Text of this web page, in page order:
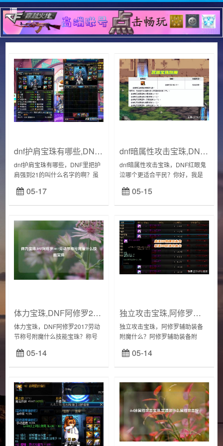
dnf护肩宝珠有哪些,DNF里把护肩强到21的叫什么名字的啊
dnf护肩宝珠有哪些，DNF里把护
肩强到21的叫什么名字的啊？虽
肩打上技能宝珠可以空出一个位
置穿绿字呀而且75四维和23魔攻
05-17
dnf暗属性攻击宝珠,DNF红眼鬼泣哪个更适合平民
dnf暗属性攻击宝珠，DNF红眼鬼
泣哪个更适合平民？你好，我是
你解答各类dnf问题。关于dnf红眼
和鬼泣哪个更适合平民玩家，这
05-15
体力宝珠,DNF阿修罗2017劳动节称号附魔什么技能宝珠
体力宝珠，DNF阿修罗2017劳动
节称号附魔什么技能宝珠？称号
僵直度+20卡姆拉的宝珠—
HP+150，MP+150地狱哥布林直
05-14
独立攻击宝珠,阿修罗辅助装备附魔什么
独立攻击宝珠，阿修罗辅助装备
附魔什么？阿修罗辅助装备附
全属性强化(最高13)上衣：智力
+独立攻击力(最高70+40)下装：
05-14